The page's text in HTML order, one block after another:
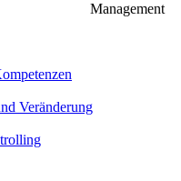
Management
Veränderung